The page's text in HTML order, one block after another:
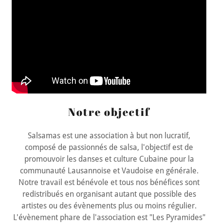
Notre objectif
Salsamas est une association à but non lucratif,
composé de passionnés de salsa, l'objectif est de
promouvoir les danses et culture Cubaine pour la
communauté Lausannoise et Vaudoise en générale.
Notre travail est bénévole et tous nos bénéfices sont
redistribués en organisant autant que possible des
artistes ou des évènements plus ou moins régulier.
L'évènement phare de l'association est "Les Pyramides"